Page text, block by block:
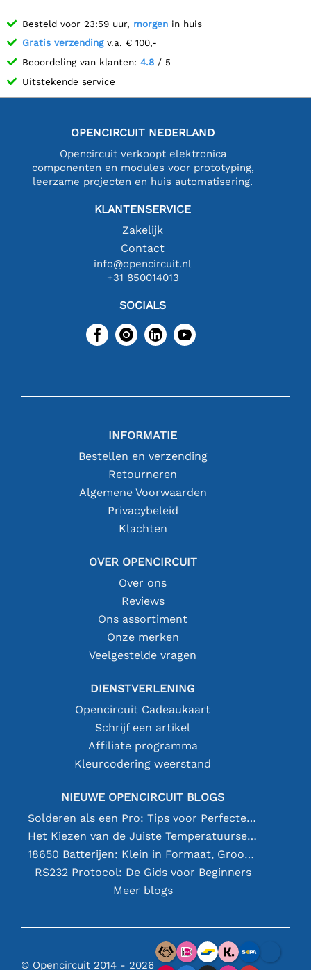
Besteld voor 23:59 uur, morgen in huis
Gratis verzendingv.a. € 100,-
Beoordeling van klanten: 4.8 / 5
Uitstekende service
OPENCIRCUIT NEDERLAND
Opencircuit verkoopt elektronica
componenten en modules voor prototyping,
leerzame projecten en huis automatisering.
KLANTENSERVICE
Zakelijk
Contact
info@opencircuit.nl
+31 850014013
SOCIALS
INFORMATIE
Bestellen en verzending
Retourneren
Algemene Voorwaarden
Privacybeleid
Klachten
OVER OPENCIRCUIT
Over ons
Reviews
Ons assortiment
Onze merken
Veelgestelde vragen
DIENSTVERLENING
Opencircuit Cadeaukaart
Schrijf een artikel
Affiliate programma
Kleurcodering weerstand
NIEUWE OPENCIRCUIT BLOGS
Solderen als een Pro: Tips voor Perfecte Elektronische Verbindingen
Het Kiezen van de Juiste Temperatuursensor [youtube]
18650 Batterijen: Klein in Formaat, Groot in Prestatie
RS232 Protocol: De Gids voor Beginners
Meer blogs
© Opencircuit 2014 - 2026